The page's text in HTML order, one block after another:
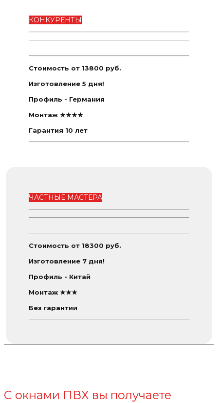
КОНКУРЕНТЫ
Стоимость от 13800 руб.
Изготовление 5 дня!
Профиль - Германия
Монтаж ★★★★
Гарантия 10 лет
ЧАСТНЫЕ МАСТЕРА
Стоимость от 18300 руб.
Изготовление 7 дня!
Профиль - Китай
Монтаж ★★★
Без гарантии
С окнами ПВХ вы получаете